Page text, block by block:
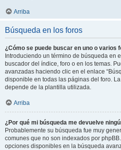
Arriba
Búsqueda en los foros
¿Cómo se puede buscar en uno o varios
Introduciendo un término de búsqueda en
buscador del índice, foro o en los temas.
avanzadas haciendo clic en el enlace
disponible en todas las páginas del foro.
depende de la plantilla utilizada.
Arriba
¿Por qué mi búsqueda me devuelve
Probablemente su búsqueda fue muy
comunes que no son indexados por
opciones disponibles en la búsqueda